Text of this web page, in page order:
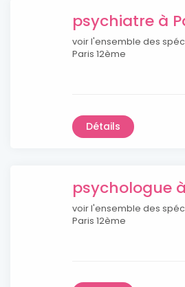
psychiatre à
voir l'ensemble des
Paris 12ème
Détails
psychologue
voir l'ensemble des
Paris 12ème